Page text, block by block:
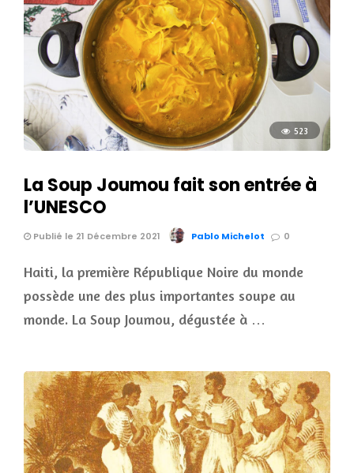
523
La Soup Joumou fait son entrée à
l’UNESCO
Publié le 21 Décembre 2021 Pablo Michelot 0
Haiti, la première République Noire du monde
possède une des plus importantes soupe au
monde. La Soup Joumou, dégustée à …